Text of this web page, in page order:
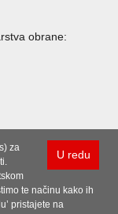
obrane:
U redu
za
te načinu kako ih
pristajete na